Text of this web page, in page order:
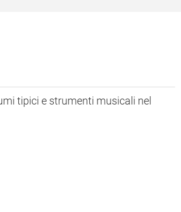
tipici e strumenti musicali nel